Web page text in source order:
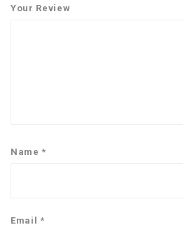
Your Review
Name*
Email *